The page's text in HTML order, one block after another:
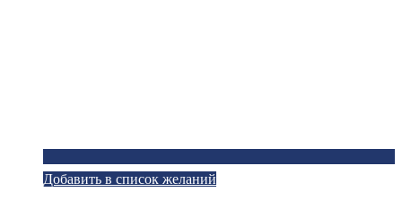
Добавить в список желаний